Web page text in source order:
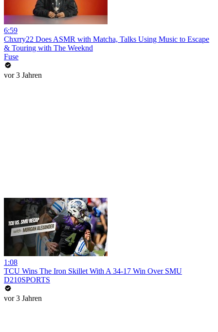
6:59
Chxrry22 Does ASMR with Matcha, Talks Using Music to Escape
& Touring with The Weeknd
Fuse
vor 3 Jahren
1:08
TCU Wins The Iron Skillet With A 34-17 Win Over SMU
D210SPORTS
vor 3 Jahren